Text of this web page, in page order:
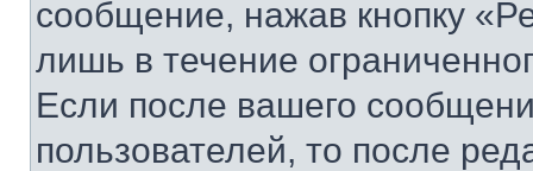
сообщение, нажав кнопку
лишь в течение
Если после вашего
пользователей, то после